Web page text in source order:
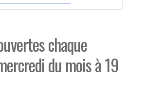
chaque
du mois à 19